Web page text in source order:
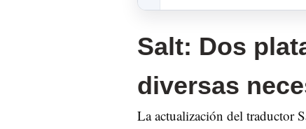
Salt: Dos
diversas
La actualización del traductor